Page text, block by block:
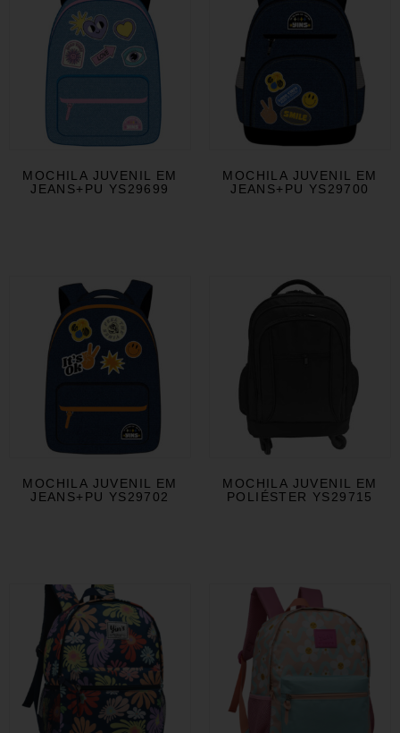
MOCHILA JUVENIL EM
JEANS+PU YS29699
MOCHILA JUVENIL EM
JEANS+PU YS29700
MOCHILA JUVENIL EM
JEANS+PU YS29702
MOCHILA JUVENIL EM
POLIÉSTER YS29715